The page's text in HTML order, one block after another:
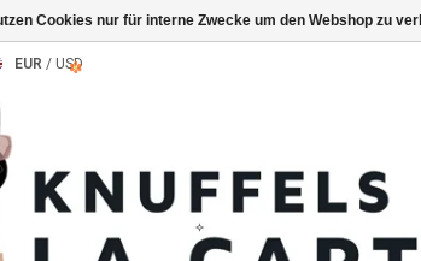
EUR / USD
Cookies nur für interne Zwecke um den Webshop zu